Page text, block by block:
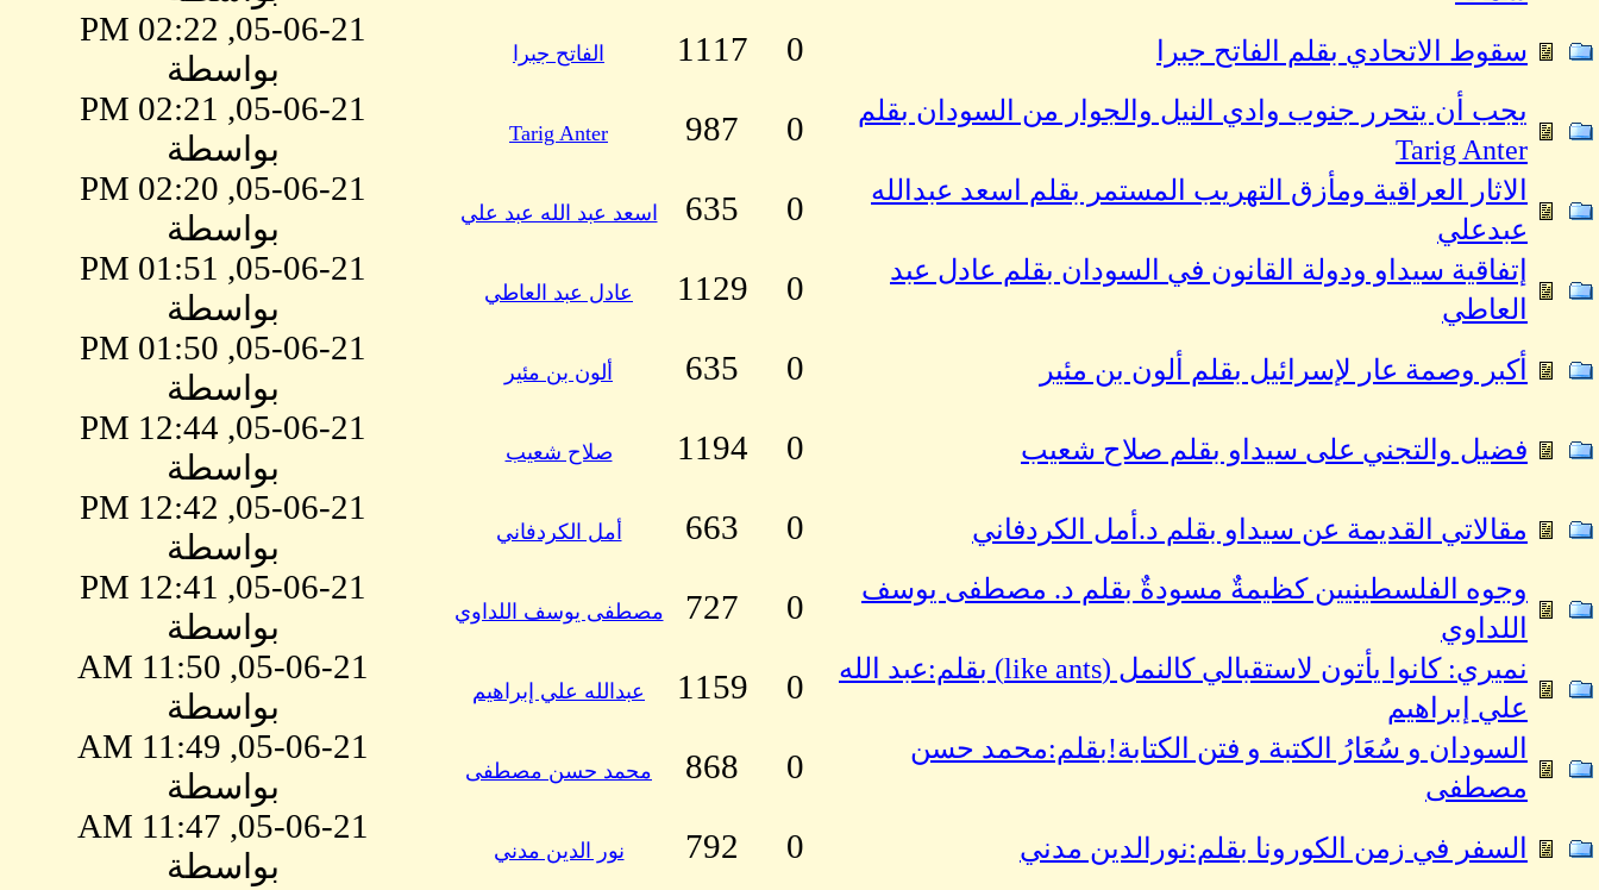
سقوط الاتحادي بقلم الفاتح جبرا 0
1117 الفاتح جبرا
05-06-21, 02:22 PM
بواسطة
يجب أن يتحرر جنوب وادي النيل والجوار من السودان بقلم
Tarig Anter
0
987
Tarig Anter
05-06-21, 02:21 PM
بواسطة
الاثار العراقية ومأزق التهريب المستمر بقلم اسعد عبدالله
عبدعلي
0
635 اسعد عبد الله عبد علي
05-06-21, 02:20 PM
بواسطة
إتفاقية سيداو ودولة القانون في السودان بقلم عادل عبد
العاطي
0
1129 عادل عبد العاطي
05-06-21, 01:51 PM
بواسطة
أكبر وصمة عار لإسرائيل بقلم ألون بن مئير 0
635 ألون بن مئير
05-06-21, 01:50 PM
بواسطة
فضيل والتجني على سيداو بقلم صلاح شعيب 0
1194 صلاح شعيب
05-06-21, 12:44 PM
بواسطة
مقالاتي القديمة عن سيداو بقلم د.أمل الكردفاني 0
663 أمل الكردفاني
05-06-21, 12:42 PM
بواسطة
وجوه الفلسطينيين كظيمةٌ مسودةٌ بقلم د. مصطفى يوسف
اللداوي
0
727 مصطفى يوسف اللداوي
05-06-21, 12:41 PM
بواسطة
نميري: كانوا يأتون لاستقبالي كالنمل (like ants) بقلم:عبد الله
علي إبراهيم
0
1159 عبدالله علي إبراهيم
05-06-21, 11:50 AM
بواسطة
السودان و سُعَارُ الكتبة و فتن الكتابة!بقلم:محمد حسن
مصطفى
0
868 محمد حسن مصطفى
05-06-21, 11:49 AM
بواسطة
السفر في زمن الكورونا بقلم:نورالدين مدني 0
792 نور الدين مدني
05-06-21, 11:47 AM
بواسطة